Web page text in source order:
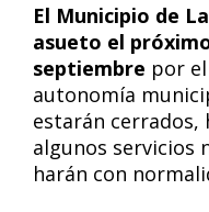
El Municipio de
asueto el
septiembre por
autonomía
estarán cerrados,
algunos servicios
harán con